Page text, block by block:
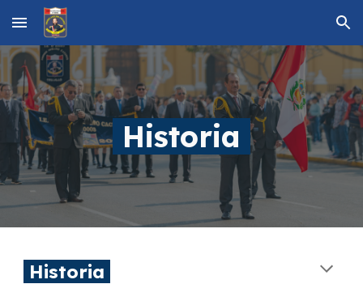
Skip to main content Skip to navigation
Historia
Historia